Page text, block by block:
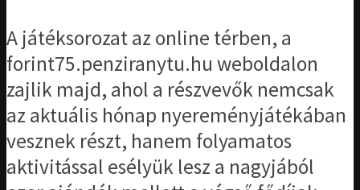
A játéksorozat az online térben, a
forint75.penziranytu.hu weboldalon
zajlik majd, ahol a részvevők nemcsak
az aktuális hónap nyereményjátékában
vesznek részt, hanem folyamatos
aktivitással esélyük lesz a nagyjából